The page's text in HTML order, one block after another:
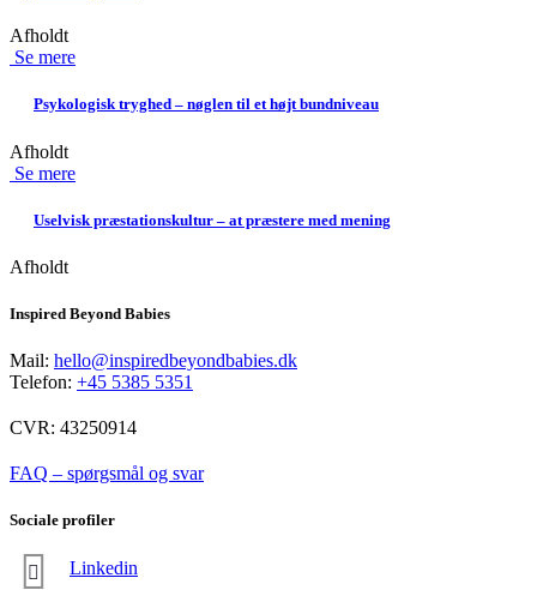
Afholdt
Se mere
Psykologisk tryghed – nøglen til et højt bundniveau
Afholdt
Se mere
Uselvisk præstationskultur – at præstere med mening
Afholdt
Inspired Beyond Babies
Mail: hello@inspiredbeyondbabies.dk
Telefon: +45 5385 5351
CVR: 43250914
FAQ – spørgsmål og svar
Sociale profiler
Linkedin